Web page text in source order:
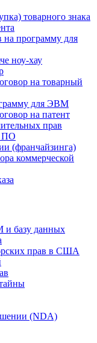
товарного знака
программу для
ноу-хау
на товарный
для ЭВМ
на патент
прав
ПО
(франчайзинга)
коммерческой
базу данных
прав в США
(NDA)